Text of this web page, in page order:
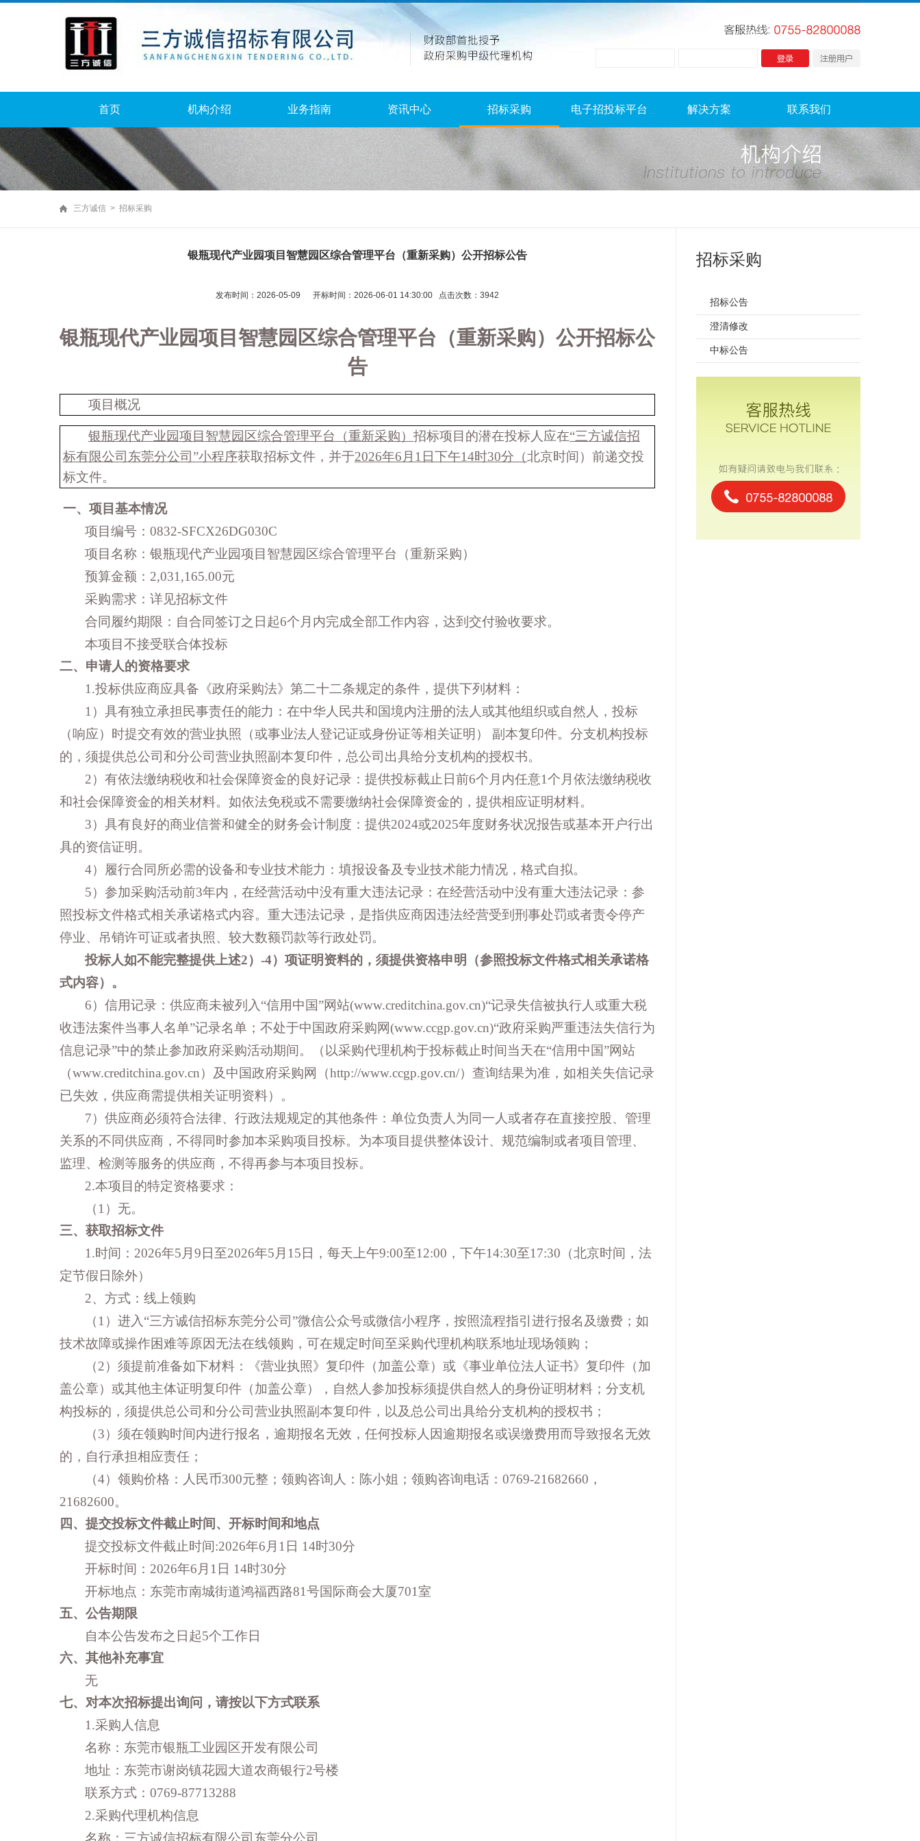
首页 机构介绍 业务指南 资讯中心 招标采购 电子招投标平台 解决方案 联系我们
三方诚信 > 招标采购
银瓶现代产业园项目智慧园区综合管理平台（重新采购）公开招标公告
发布时间：2026-05-09 开标时间：2026-06-01 14:30:00 点击次数：3942
银瓶现代产业园项目智慧园区综合管理平台（重新采购）公开招标公
告
项目概况
银瓶现代产业园项目智慧园区综合管理平台（重新采购） 招标项目的潜在投标人应在“三方诚信招
标有限公司东莞分公司”小程序获取招标文件，并于2026年6月1日下午14时30分 （北京时间）前递交投
标文件。
一、项目基本情况
项目编号： 0832-SFCX26DG030C
项目名称： 银瓶现代产业园项目智慧园区综合管理平台（重新采购）
预算金额： 2,031,165.00元
采购需求： 详见招标文件
合同履约期限 ：自合同签订之日起6个月内完成全部工作内容，达到交付验收要求。
本项目不接受联合体投标
二、申请人的资格要求
1.投标供应商应具备《政府采购法》第二十二条规定的条件，提供下列材料：
1）具有独立承担民事责任的能力：在中华人民共和国境内注册的法人或其他组织或自然人，投标
（响应）时提交有效的营业执照（或事业法人登记证或身份证等相关证明） 副本复印件。分支机构投标
的，须提供总公司和分公司营业执照副本复印件，总公司出具给分支机构的授权书。
2）有依法缴纳税收和社会保障资金的良好记录：提供投标截止日前6个月内任意1个月依法缴纳税收
和社会保障资金的相关材料。如依法免税或不需要缴纳社会保障资金的，提供相应证明材料。
3）具有良好的商业信誉和健全的财务会计制度：提供2024或2025年度财务状况报告或基本开户行出
具的资信证明。
4）履行合同所必需的设备和专业技术能力：填报设备及专业技术能力情况，格式自拟。
5）参加采购活动前3年内，在经营活动中没有重大违法记录：在经营活动中没有重大违法记录：参
照投标文件格式相关承诺格式内容。重大违法记录，是指供应商因违法经营受到刑事处罚或者责令停产
停业、吊销许可证或者执照、较大数额罚款等行政处罚。
投标人如不能完整提供上述2）-4）项证明资料的，须提供资格申明（参照投标文件格式相关承诺格
式内容）。
6）信用记录：供应商未被列入“信用中国”网站(www.creditchina.gov.cn)“记录失信被执行人或重大税
收违法案件当事人名单”记录名单；不处于中国政府采购网(www.ccgp.gov.cn)“政府采购严重违法失信行为
信息记录”中的禁止参加政府采购活动期间。（以采购代理机构于投标截止时间当天在“信用中国”网站
（www.creditchina.gov.cn）及中国政府采购网（http://www.ccgp.gov.cn/）查询结果为准，如相关失信记录
已失效，供应商需提供相关证明资料）。
7）供应商必须符合法律、行政法规规定的其他条件：单位负责人为同一人或者存在直接控股、管理
关系的不同供应商，不得同时参加本采购项目投标。为本项目提供整体设计、规范编制或者项目管理、
监理、检测等服务的供应商，不得再参与本项目投标。
2.本项目的特定资格要求：
（1） 无。
三、获取招标文件
1.时间：2026年5 月9日至2026年5 月 15日，每天上午9:00至12:00，下午14:30至17:30（北京时间，法
定节假日除外）
2、方式：线上领购
（1）进入“三方诚信招标东莞分公司”微信公众号或微信小程序，按照流程指引进行报名及缴费；如
技术故障或操作困难等原因无法在线领购，可在规定时间至采购代理机构联系地址现场领购；
（2）须提前准备如下材料：《营业执照》复印件（加盖公章）或《事业单位法人证书》复印件（加
盖公章）或其他主体证明复印件（加盖公章），自然人参加投标须提供自然人的身份证明材料；分支机
构投标的，须提供总公司和分公司营业执照副本复印件，以及总公司出具给分支机构的授权书；
（3）须在领购时间内进行报名，逾期报名无效，任何投标人因逾期报名或误缴费用而导致报名无效
的，自行承担相应责任；
（4）领购价格：人民币300元整；领购咨询人：陈小姐；领购咨询电话：0769-21682660，
21682600。
四、提交投标文件截止时间、开标时间和地点
提交投标文件截止时间:2026年6月1日 14时30分
开标时间： 2026年6月1日 14时30分
开标地点：东莞市南城街道鸿福西路81号国际商会大厦701室
五、公告期限
自本公告发布之日起5个工作日
六、其他补充事宜
无
七、对本次招标提出询问，请按以下方式联系
1.采购人信息
名称：东莞市银瓶工业园区开发有限公司
地址： 东莞市谢岗镇花园大道农商银行2号楼
联系方式： 0769-87713288
2.采购代理机构信息
名称：三方诚信招标有限公司东莞分公司
招标采购
招标公告
澄清修改
中标公告